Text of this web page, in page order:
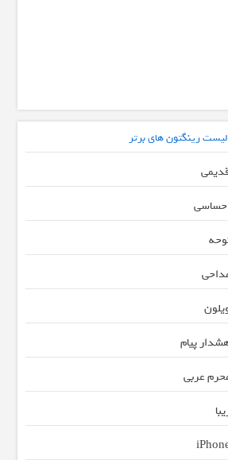
لیست رینگتون های برتر